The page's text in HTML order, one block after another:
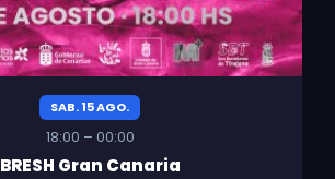
SAB. 15 AGO.
18:00 – 00:00
BRESH Gran Canaria